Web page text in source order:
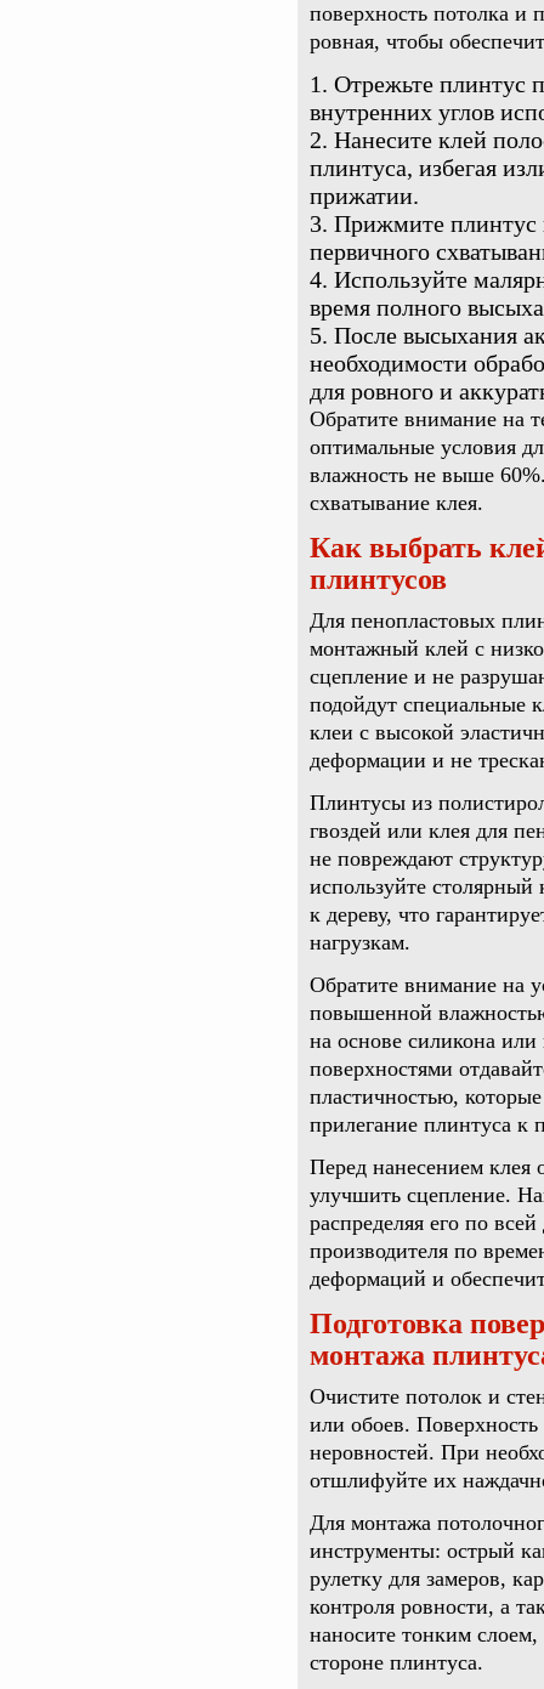
поверхность потолка и
ровная, чтобы
Отрежьте плинтус
внутренних углов
Нанесите клей
плинтуса, избегая
прижатии.
Прижмите плинтус
первичного
Используйте
время полного
После высыхания
необходимости
для ровного и
Обратите внимание на
оптимальные условия
влажность не выше
схватывание клея.
Как выбрать
плинтусов
Для пенопластовых
монтажный клей с
сцепление и не
подойдут специальные
клеи с высокой
деформации и не
Плинтусы из
гвоздей или клея для
не повреждают
используйте
к дереву, что
нагрузкам.
Обратите внимание на
повышенной
на основе силикона
поверхностями
пластичностью,
прилегание плинтуса к
Перед нанесением клея
улучшить сцепление.
распределяя его по
производителя по
деформаций и
Подготовка
монтажа
Очистите потолок и
или обоев.
неровностей. При
отшлифуйте их
Для монтажа
инструменты: острый
рулетку для замеров,
контроля ровности, а
наносите тонким слоем,
стороне плинтуса.